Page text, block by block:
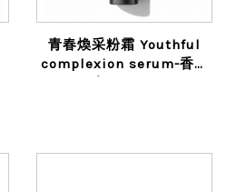
青春煥采粉霜 Youthful
complexion serum-香草